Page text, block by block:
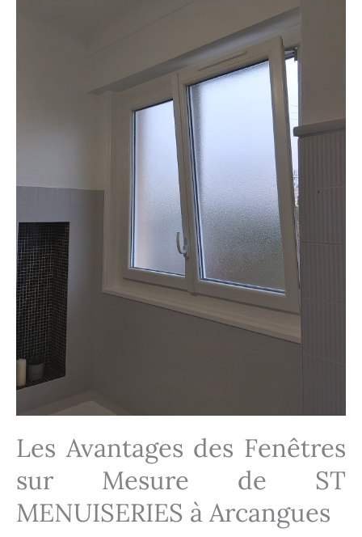
Les Avantages des Fenêtres
sur Mesure de ST
MENUISERIES à Arcangues